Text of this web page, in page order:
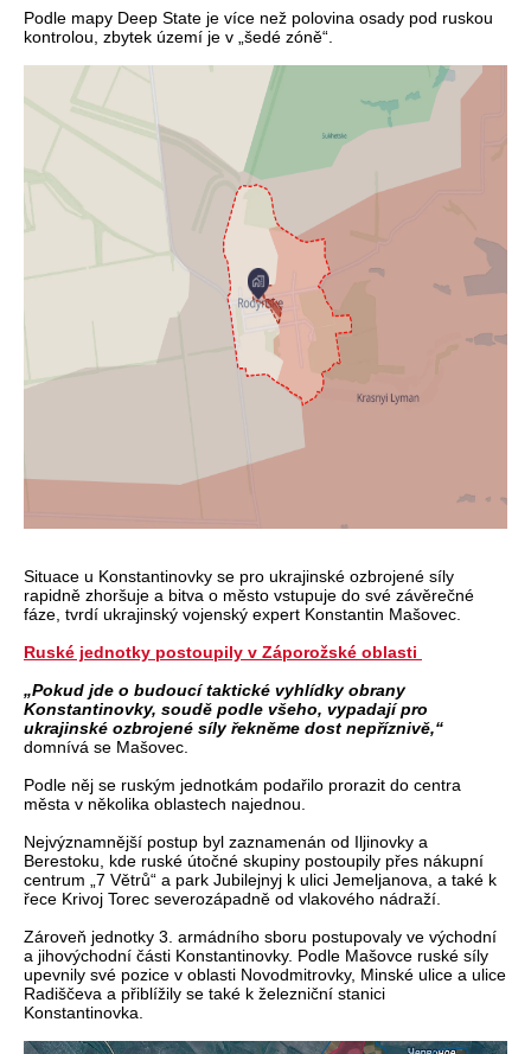
Podle mapy Deep State je více než polovina osady pod ruskou
kontrolou, zbytek území je v „šedé zóně“.
Situace u Konstantinovky se pro ukrajinské ozbrojené síly
rapidně zhoršuje a bitva o město vstupuje do své závěrečné
fáze, tvrdí ukrajinský vojenský expert Konstantin Mašovec.
Ruské jednotky postoupily v Záporožské oblasti
„Pokud jde o budoucí taktické vyhlídky obrany
Konstantinovky, soudě podle všeho, vypadají pro
ukrajinské ozbrojené síly řekněme dost nepříznivě,“
domnívá se Mašovec.
Podle něj se ruským jednotkám podařilo prorazit do centra
města v několika oblastech najednou.
Nejvýznamnější postup byl zaznamenán od Iljinovky a
Berestoku, kde ruské útočné skupiny postoupily přes nákupní
centrum „7 Větrů“ a park Jubilejnyj k ulici Jemeljanova, a také k
řece Krivoj Torec severozápadně od vlakového nádraží.
Zároveň jednotky 3. armádního sboru postupovaly ve východní
a jihovýchodní části Konstantinovky. Podle Mašovce ruské síly
upevnily své pozice v oblasti Novodmitrovky, Minské ulice a ulice
Radiščeva a přiblížily se také k železniční stanici
Konstantinovka.